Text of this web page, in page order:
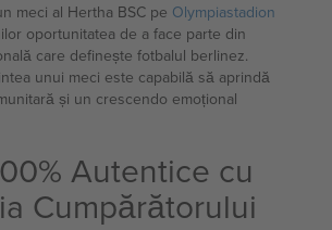
meci al Hertha BSC pe Olympiastadion
oportunitatea de a face parte din
care definește fotbalul berlinez.
unui meci este capabilă să aprindă
și un crescendo emoțional
Autentice cu
Cumpărătorului